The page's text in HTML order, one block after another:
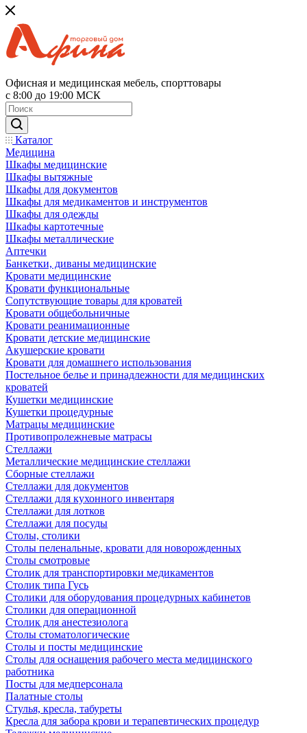
Офисная и медицинская мебель, спорттовары
с 8:00 до 19:00 МСК
Каталог
Медицина
Шкафы медицинские
Шкафы вытяжные
Шкафы для документов
Шкафы для медикаментов и инструментов
Шкафы для одежды
Шкафы картотечные
Шкафы металлические
Аптечки
Банкетки, диваны медицинские
Кровати медицинские
Кровати функциональные
Сопутствующие товары для кроватей
Кровати общебольничные
Кровати реанимационные
Кровати детские медицинские
Акушерские кровати
Кровати для домашнего использования
Постельное белье и принадлежности для медицинских
кроватей
Кушетки медицинские
Кушетки процедурные
Матрацы медицинские
Противопролежневые матрасы
Стеллажи
Металлические медицинские стеллажи
Сборные стеллажи
Стеллажи для документов
Стеллажи для кухонного инвентаря
Стеллажи для лотков
Стеллажи для посуды
Столы, столики
Столы пеленальные, кровати для новорожденных
Столы смотровые
Столик для транспортировки медикаментов
Столик типа Гусь
Столики для оборудования процедурных кабинетов
Столики для операционной
Столик для анестезиолога
Столы стоматологические
Столы и посты медицинские
Столы для оснащения рабочего места медицинского
работника
Посты для медперсонала
Палатные столы
Стулья, кресла, табуреты
Кресла для забора крови и терапевтических процедур